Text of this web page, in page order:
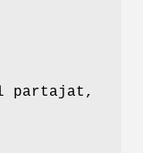
partajat,